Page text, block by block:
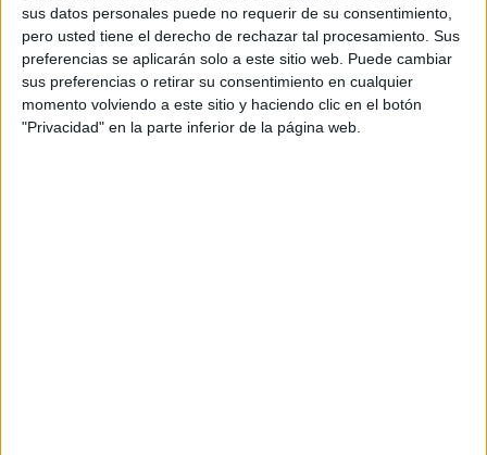
sus datos personales puede no requerir de su consentimiento,
pero usted tiene el derecho de rechazar tal procesamiento. Sus
preferencias se aplicarán solo a este sitio web. Puede cambiar
sus preferencias o retirar su consentimiento en cualquier
momento volviendo a este sitio y haciendo clic en el botón
"Privacidad" en la parte inferior de la página web.